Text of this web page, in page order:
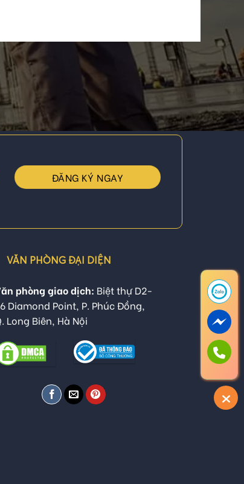
VĂN PHÒNG ĐẠI DIỆN
phòng giao dịch: Biệt thự D2-
Diamond Point, P. Phúc Đồng,
Long Biên, Hà Nội